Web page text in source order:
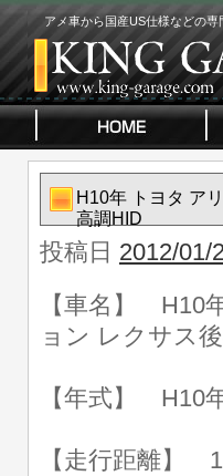
アメ車から国産US仕様などの専
H10年 トヨタ ア
高調HID
投稿日 2012/01/
【車名】 H10
ョン レクサス
【年式】 H10
【走行距離】